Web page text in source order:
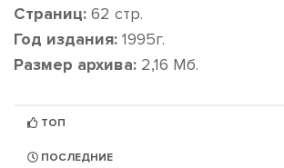
Страниц: 62 стр.
Год издания: 1995г.
Размер архива: 2,16 Мб.
ТОП
ПОСЛЕДНИЕ